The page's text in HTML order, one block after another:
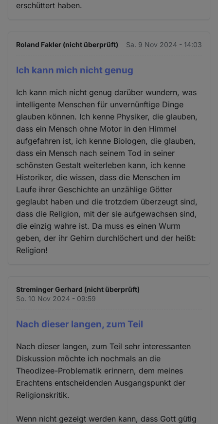
erschüttert haben.
Roland Fakler (nicht überprüft) Sa. 9 Nov 2024 - 14:03
Ich kann mich nicht genug
Ich kann mich nicht genug darüber wundern, was
intelligente Menschen für unvernünftige Dinge
glauben können. Ich kenne Physiker, die glauben,
dass ein Mensch ohne Motor in den Himmel
aufgefahren ist, ich kenne Biologen, die glauben,
dass ein Mensch nach seinem Tod in seiner
schönsten Gestalt weiterleben kann, ich kenne
Historiker, die wissen, dass die Menschen im
Laufe ihrer Geschichte an unzählige Götter
geglaubt haben und die trotzdem überzeugt sind,
dass die Religion, mit der sie aufgewachsen sind,
die einzig wahre ist. Da muss es einen Wurm
geben, der ihr Gehirn durchlöchert und der heißt:
Religion!
Streminger Gerhard (nicht überprüft)
So. 10 Nov 2024 - 09:59
Nach dieser langen, zum Teil
Nach dieser langen, zum Teil sehr interessanten
Diskussion möchte ich nochmals an die
Theodizee-Problematik erinnern, dem meines
Erachtens entscheidenden Ausgangspunkt der
Religionskritik.
Wenn nicht gezeigt werden kann, dass Gott gütig
und